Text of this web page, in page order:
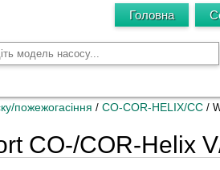
Головна
пожежогасіння / CO-COR-HELIX/CC /
CO-/COR-Helix